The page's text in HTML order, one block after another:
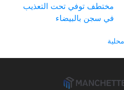
مختطف توفي تحت التعذيب
في سجن بالبيضاء